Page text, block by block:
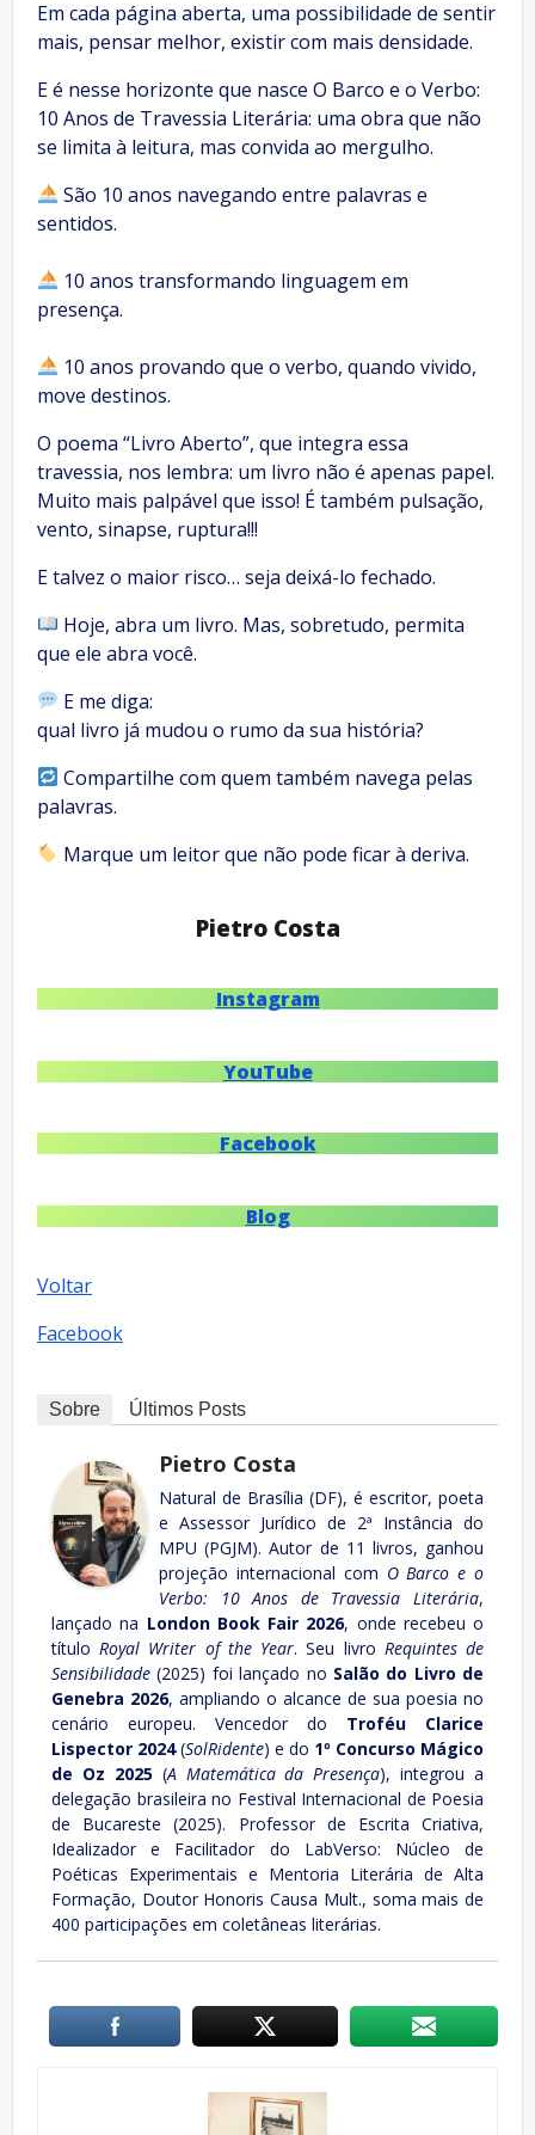
Em cada página aberta, uma possibilidade de sentir
mais, pensar melhor, existir com mais densidade.
E é nesse horizonte que nasce O Barco e o Verbo:
10 Anos de Travessia Literária: uma obra que não
se limita à leitura, mas convida ao mergulho.
São 10 anos navegando entre palavras e
sentidos.
10 anos transformando linguagem em
presença.
10 anos provando que o verbo, quando vivido,
move destinos.
O poema “Livro Aberto”, que integra essa
travessia, nos lembra: um livro não é apenas papel.
Muito mais palpável que isso! É também pulsação,
vento, sinapse, ruptura!!!
E talvez o maior risco… seja deixá-lo fechado.
Hoje, abra um livro. Mas, sobretudo, permita
que ele abra você.
E me diga:
qual livro já mudou o rumo da sua história?
Compartilhe com quem também navega pelas
palavras.
Marque um leitor que não pode ficar à deriva.
Pietro Costa
Instagram
YouTube
Facebook
Blog
Voltar
Facebook
Sobre Últimos Posts
Pietro Costa
Natural de Brasília (DF), é escritor, poeta
e Assessor Jurídico de 2ª Instância do
MPU (PGJM). Autor de 11 livros, ganhou
projeção internacional com O Barco e o
Verbo: 10 Anos de Travessia Literária,
lançado na London Book Fair 2026, onde recebeu o
títuloRoyal Writer of the Year. Seu livro Requintes de
Sensibilidade (2025) foi lançado no Salão do Livro de
Genebra 2026, ampliando o alcance de sua poesia no
cenário europeu. Vencedor do Troféu Clarice
Lispector 2024(SolRidente) e do 1º Concurso Mágico
de Oz 2025(A Matemática da Presença), integrou a
delegação brasileira no Festival Internacional de Poesia
de Bucareste (2025). Professor de Escrita Criativa,
Idealizador e Facilitador do LabVerso: Núcleo de
Poéticas Experimentais e Mentoria Literária de Alta
Formação, Doutor Honoris Causa Mult., soma mais de
400 participações em coletâneas literárias.